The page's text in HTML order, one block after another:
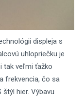
displeja s
uhlopriečku je
tak veľmi ťažko
frekvencia, čo sa
hier. Výbavu